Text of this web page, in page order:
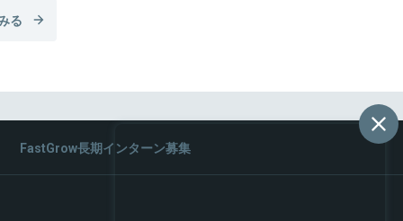
る
FastGrow長期インターン募集